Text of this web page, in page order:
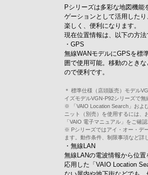
Pシリーズは多彩な地図機
ゲーションとして活用した
楽しく、便利になります。
現在位置情報は、以下の方法
・GPS
無線WANモデルにGPSを標
囲で使用可能。移動のとき
ので便利です。
＊ 標準仕様（店頭販売）モデル
イズモデルVGN-P92シリーズで
※ 「VAIO Location Search」およ
ニット（別売）を使用するには、
「VAIO 電子マニュアル」をご確
※ Pシリーズではアイ・オー・デ
ます。動作条件、制限事項など詳
・無線LAN
無線LANの電波情報から位
応用した「VAIO Location